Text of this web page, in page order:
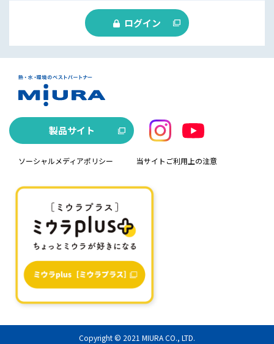
ログイン
製品サイト
ソーシャルメディアポリシー 当サイトご利用上の注意
Copyright © 2021 MIURA CO., LTD.